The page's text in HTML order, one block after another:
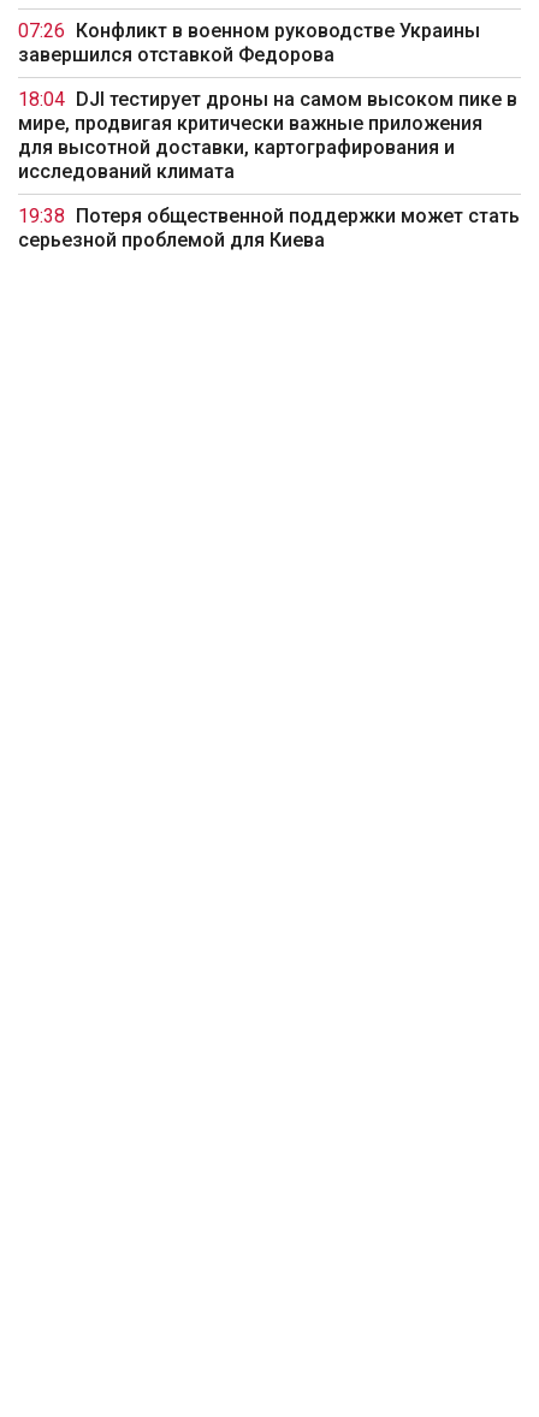
07:26
Конфликт в военном руководстве Украины
завершился отставкой Федорова
18:04
DJI тестирует дроны на самом высоком пике в
мире, продвигая критически важные приложения
для высотной доставки, картографирования и
исследований климата
19:38
Потеря общественной поддержки может стать
серьезной проблемой для Киева